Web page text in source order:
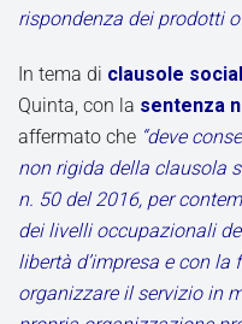
rispondenza dei prodotti
In tema di clausole
Quinta, con la sentenza
affermato che “deve
non rigida della clausola
n. 50 del 2016, per
dei livelli occupazionali
libertà d’impresa e con
organizzare il servizio in